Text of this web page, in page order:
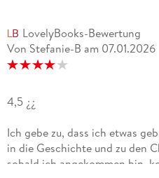
LovelyBooks-Bewertung
Von Stefanie-B am 07.01.2026
4,5 ¿¿
Ich gebe zu, dass ich etwas
in die Geschichte und zu den
sobald ich angekommen bin,